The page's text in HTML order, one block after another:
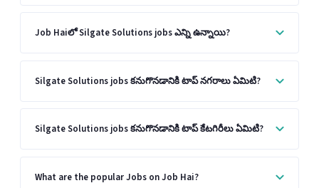
Job Haiలో Silgate Solutions jobs ఎన్ని ఉన్నాయి?
Silgate Solutions jobs కనుగొనడానికి టాప్ నగరాలు ఏమిటి?
Silgate Solutions jobs కనుగొనడానికి టాప్ కేటగిరీలు ఏమిటి?
What are the popular Jobs on Job Hai?